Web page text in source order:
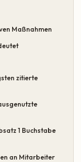
Maßnahmen
zitierte
1 Buchstabe
an Mitarbeiter